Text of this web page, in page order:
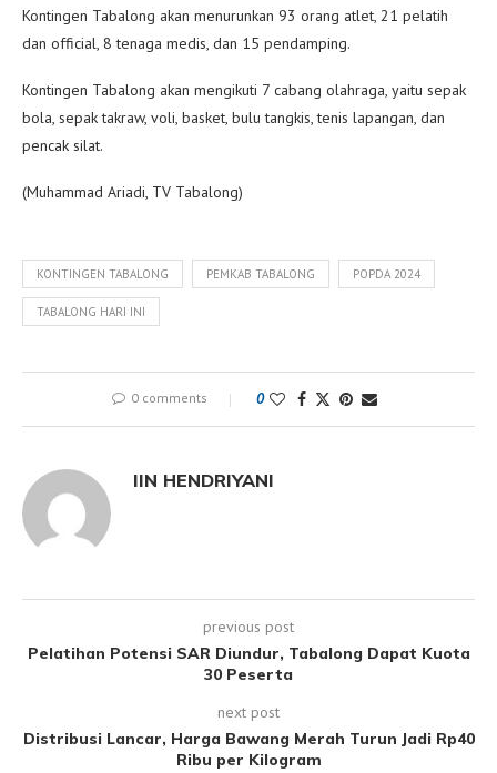
Kontingen Tabalong akan menurunkan 93 orang atlet, 21 pelatih
dan official, 8 tenaga medis, dan 15 pendamping.
Kontingen Tabalong akan mengikuti 7 cabang olahraga, yaitu sepak
bola, sepak takraw, voli, basket, bulu tangkis, tenis lapangan, dan
pencak silat.
(Muhammad Ariadi, TV Tabalong)
KONTINGEN TABALONG PEMKAB TABALONG POPDA 2024
TABALONG HARI INI
0 comments 0
IIN HENDRIYANI
previous post
Pelatihan Potensi SAR Diundur, Tabalong Dapat Kuota
30 Peserta
next post
Distribusi Lancar, Harga Bawang Merah Turun Jadi Rp40
Ribu per Kilogram